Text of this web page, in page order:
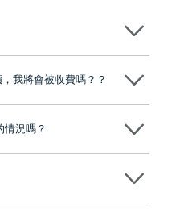
訓，各分院匯聚來自香港、內地的
是諾貝爾種植系統全球放心植牙中
顧客，受到粵港澳大灣區及周邊城
海、深圳設有八大分院，香港亦設
都可以隨時預約免費咨詢，讓人十
我將會被收費嗎？？
情況嗎？